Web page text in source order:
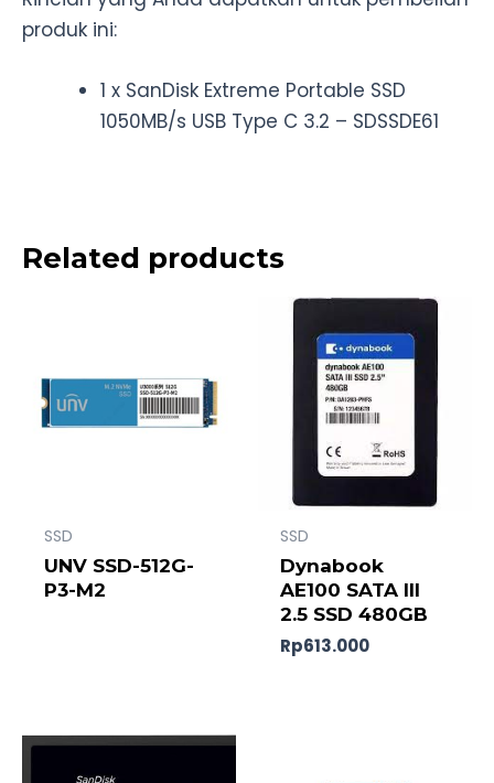
produk ini:
1 x SanDisk Extreme Portable SSD
1050MB/s USB Type C 3.2 – SDSSDE61
Related products
SSD
UNV SSD-512G-
P3-M2
SSD
Dynabook
AE100 SATA III
2.5 SSD 480GB
Rp613.000